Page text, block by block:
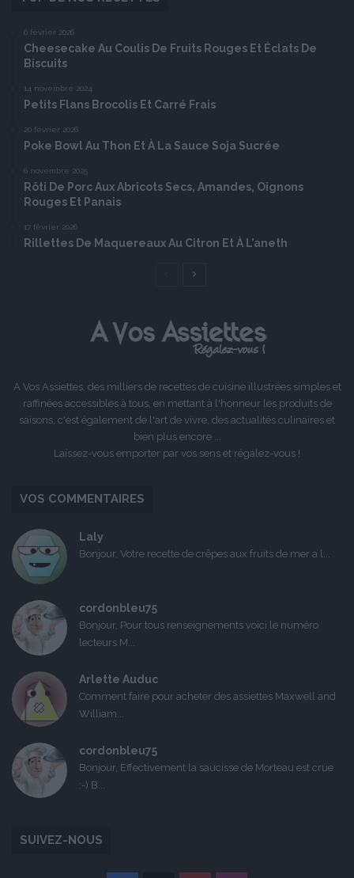
6 février 2026
Cheesecake Au Coulis De Fruits Rouges Et Éclats De
Biscuits
14 novembre 2024
Petits Flans Brocolis Et Carré Frais
20 février 2026
Poke Bowl Au Thon Et À La Sauce Soja Sucrée
6 novembre 2025
Rôti De Porc Aux Abricots Secs, Amandes, Oignons
Rouges Et Panais
17 février 2026
Rillettes De Maquereaux Au Citron Et À L’aneth
Page
A Vos Assiettes, des milliers de recettes de cuisine illustrées simples et
raffinées accessibles à tous, en mettant à l'honneur les produits de
saisons, c'est également de l'art de vivre, des actualités culinaires et
bien plus encore ...
Laissez-vous emporter par vos sens et régalez-vous !
VOS COMMENTAIRES
Laly
Bonjour, Votre recette de crêpes aux fruits de mer a l...
cordonbleu75
Bonjour, Pour tous renseignements voici le numéro
lecteurs M...
Arlette Auduc
Comment faire pour acheter des assiettes Maxwell and
William...
cordonbleu75
Bonjour, Effectivement la saucisse de Morteau est crue
:-) B...
SUIVEZ-NOUS